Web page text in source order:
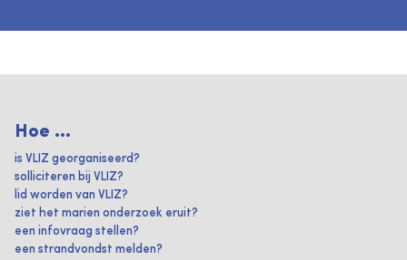
Hoe ...
is VLIZ georganiseerd?
solliciteren bij VLIZ?
lid worden van VLIZ?
ziet het marien onderzoek eruit?
een infovraag stellen?
een strandvondst melden?